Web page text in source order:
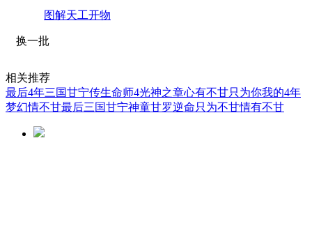
图解天工开物
换一批
相关推荐
最后4年三国甘宁传生命师4光神之章心有不甘只为你我的4年
梦幻情不甘最后三国甘宁神童甘罗逆命只为不甘情有不甘